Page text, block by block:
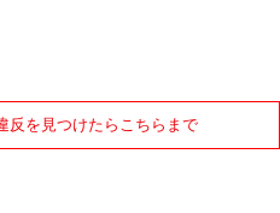
反を見つけたらこちらまで